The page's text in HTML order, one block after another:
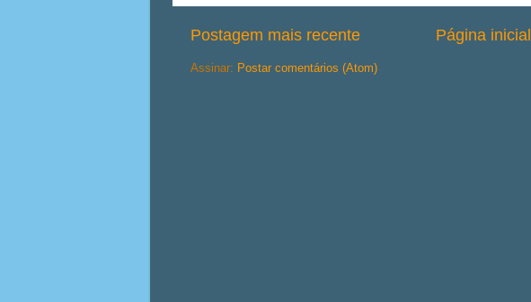
Postagem mais recente Página inicial
Assinar: Postar comentários (Atom)